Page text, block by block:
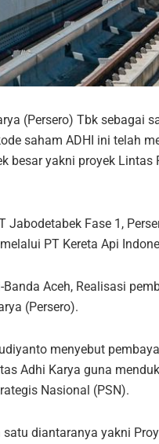
(Persero) Tbk sebagai
saham ADHI ini telah
besar yakni proyek Lintas
Jabodetabek Fase 1,
PT Kereta Api
Aceh, Realisasi
(Persero).
menyebut
Adhi Karya guna
Nasional (PSN).
diantaranya yakni